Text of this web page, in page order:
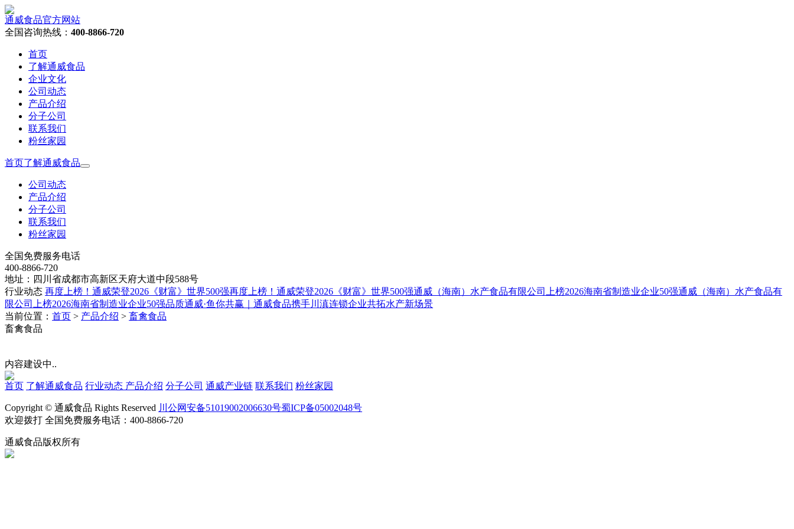
通威食品官方网站
全国咨询热线： 400-8866-720
首页
了解通威食品
企业文化
公司动态
产品介绍
分子公司
联系我们
粉丝家园
首页了解通威食品
公司动态
产品介绍
分子公司
联系我们
粉丝家园
全国免费服务电话
400-8866-720
地址：四川省成都市高新区天府大道中段588号
行业动态 再度上榜！通威荣登2026《财富》世界500强再度上榜！通威荣登2026《财富》世界500强通威（海南）水产食品有限公司上榜2026海南省制造业企业50强通威（海南）水产食品有
限公司上榜2026海南省制造业企业50强品质通威·鱼你共赢｜通威食品携手川滇连锁企业共拓水产新场景
当前位置： 首页 > 产品介绍 > 畜禽食品
畜禽食品
内容建设中..
首页 了解通威食品 行业动态 产品介绍 分子公司 通威产业链 联系我们 粉丝家园
Copyright © 通威食品 Rights Reserved 川公网安备51019002006630号蜀ICP备05002048号
欢迎拨打 全国免费服务电话：400-8866-720
通威食品版权所有